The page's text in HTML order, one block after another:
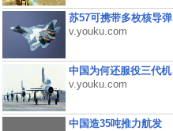
苏57可携带多枚核导弹
v.youku.com
中国为何还服役三代机
v.youku.com
中国造35吨推力航发